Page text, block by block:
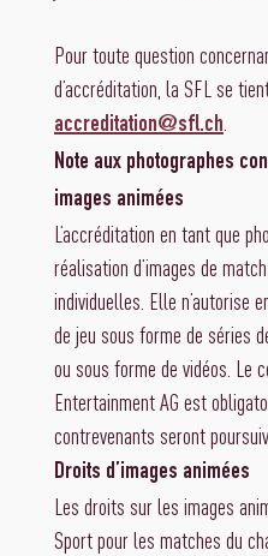
Pour toute question
d’accréditation, la SFL se
accreditation@sfl.ch
Note aux photographes
images animées
L’accréditation en tant que
réalisation d’images de
individuelles. Elle n’autorise
de jeu sous forme de séries
ou sous forme de vidéos. Le
Entertainment AG est
contrevenants seront
Droits d’images animées
Les droits sur les images
Sport pour les matches du